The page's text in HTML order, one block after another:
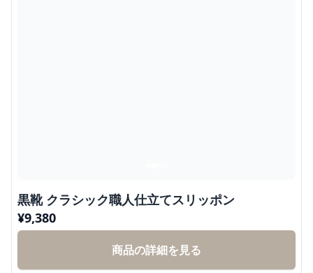
黒靴 クラシック職人仕立てスリッポン
¥9,380
商品の詳細を見る